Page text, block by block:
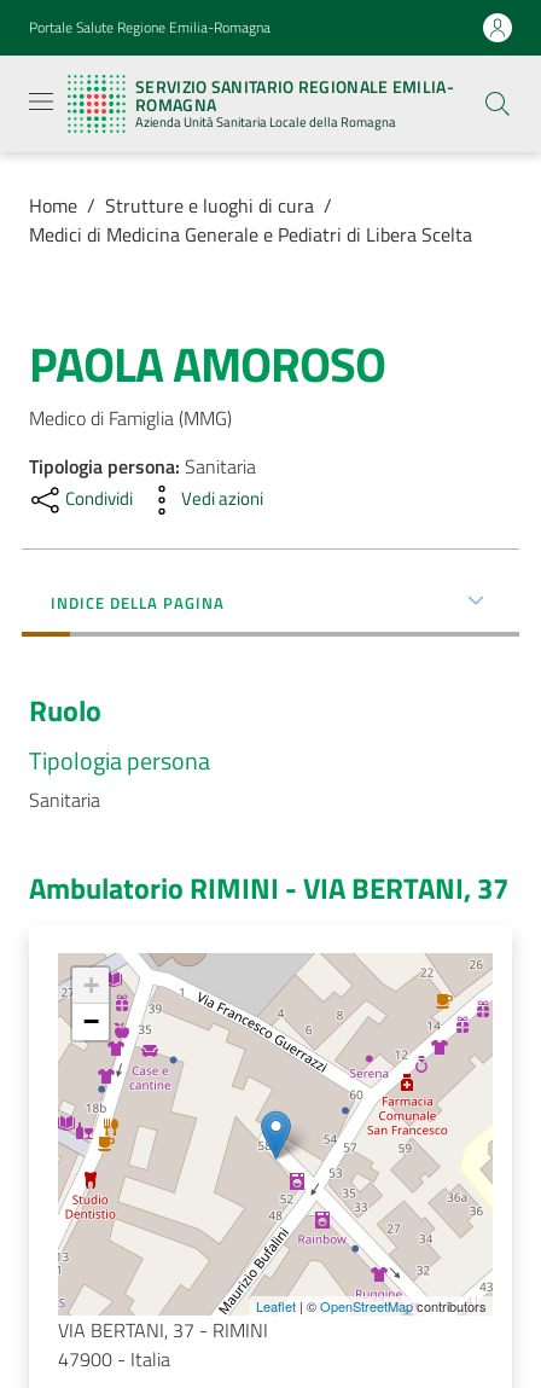
Vai al contenuto
Vai alla navigazione
Vai al footer
Portale Salute Regione Emilia-Romagna
SERVIZIO SANITARIO REGIONALE EMILIA-
ROMAGNA
Azienda Unità Sanitaria Locale della Romagna
Sanitario
Regionale
Emilia-
Romagna
Azienda
Sanitaria
Locale della
Romagna
Luoghi
di
Menu selezionato
Comunica
Carta
Bandi
Concorsi
Seguici
Home / Strutture e luoghi di cura /
Medici di Medicina Generale e Pediatri di Libera Scelta
Salta al contenuto
PAOLA AMOROSO
Medico di Famiglia (MMG)
Tipologia persona: Sanitaria
Condividi Vedi azioni
INDICE DELLA PAGINA
Ruolo
Tipologia persona
Sanitaria
Ambulatorio RIMINI - VIA BERTANI, 37
+
−
Leaflet | ©OpenStreetMapcontributors
VIA BERTANI, 37 - RIMINI
47900 - Italia